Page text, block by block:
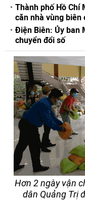
Thành phố Hồ Chí
căn nhà vùng biên
Điện Biên: Ủy ban
chuyển đổi số
Hơn 2 ngày vận
dân Quảng Trị